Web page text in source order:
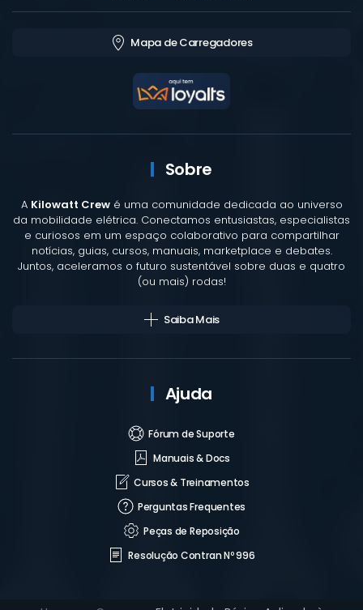
Mapa de Carregadores
Sobre
A Kilowatt Crewé uma comunidade dedicada ao universo
da mobilidade elétrica. Conectamos entusiastas, especialistas
e curiosos em um espaço colaborativo para compartilhar
notícias, guias, cursos, manuais, marketplace e debates.
Juntos, aceleramos o futuro sustentável sobre duas e quatro
(ou mais) rodas!
Saiba Mais
Ajuda
Fórum de Suporte
Manuais & Docs
Cursos & Treinamentos
Perguntas Frequentes
Peças de Reposição
Resolução Contran Nº 996